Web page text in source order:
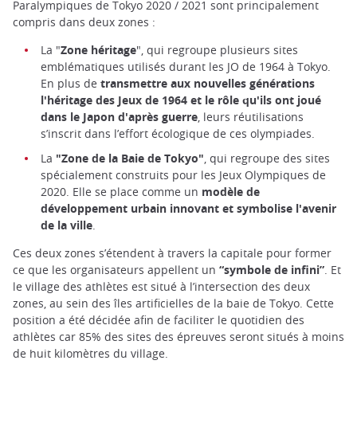
Paralympiques de Tokyo 2020 / 2021 sont principalement
compris dans deux zones :
La "Zone héritage", qui regroupe plusieurs sites
emblématiques utilisés durant les JO de 1964 à Tokyo.
En plus de transmettre aux nouvelles générations
l'héritage des Jeux de 1964 et le rôle qu'ils ont joué
dans le Japon d'après guerre , leurs réutilisations
s’inscrit dans l’effort écologique de ces olympiades.
La "Zone de la Baie de Tokyo" , qui regroupe des sites
spécialement construits pour les Jeux Olympiques de
2020. Elle se place comme un modèle de
développement urbain innovant et symbolise l'avenir
de la ville
Ces deux zones s’étendent à travers la capitale pour former
ce que les organisateurs appellent un “symbole de infini”. Et
le village des athlètes est situé à l’intersection des deux
zones, au sein des îles artificielles de la baie de Tokyo. Cette
position a été décidée afin de faciliter le quotidien des
athlètes car 85% des sites des épreuves seront situés à moins
de huit kilomètres du village.